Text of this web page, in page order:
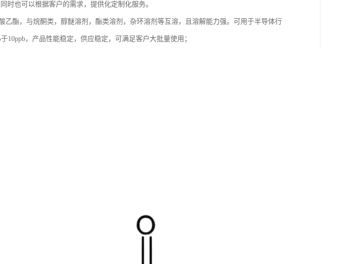
时也可以根据客户的需求，提供化定制化服务。
乙酯，与烷酮类，醇醚溶剂，酯类溶剂，杂环溶剂等互溶，且溶解能力强。可用于半导体行
10ppb，产品性能稳定，供应稳定，可满足客户大批量使用；